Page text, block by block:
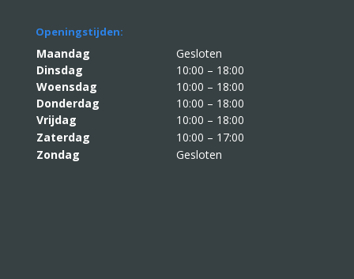
Openingstijden:
Maandag
Gesloten
Dinsdag
10:00 – 18:00
Woensdag
10:00 – 18:00
Donderdag
10:00 – 18:00
Vrijdag
10:00 – 18:00
Zaterdag
10:00 – 17:00
Zondag
Gesloten